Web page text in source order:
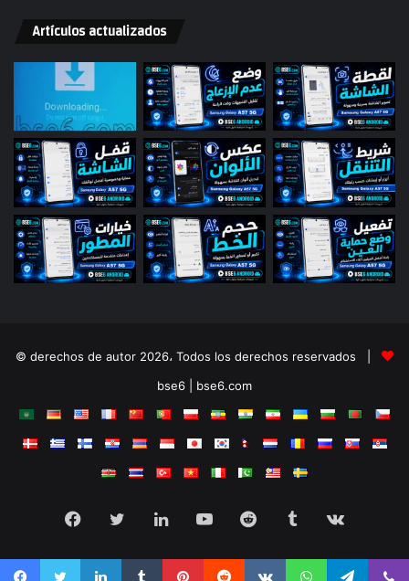
Artículos actualizados
© derechos de autor 2026، Todos los derechos reservados |
bse6 | bse6.com
Facebook
TwitterLinkedInYouTubeRedditTumblr